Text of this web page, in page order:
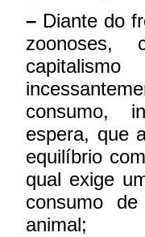
– Diante do
zoonoses,
consumo,
espera, que
equilíbrio
qual exige
consumo
animal;